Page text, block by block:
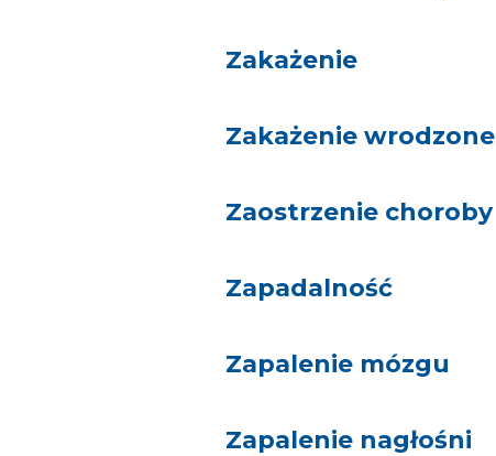
Zakażenie
Zakażenie wrodzone
Zaostrzenie choroby
Zapadalność
Zapalenie mózgu
Zapalenie nagłośni